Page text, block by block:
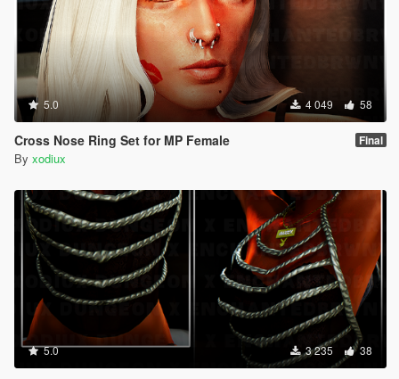
5.0 4 049 58
Cross Nose Ring Set for MP Female Final
By xodiux
5.0 3 235 38